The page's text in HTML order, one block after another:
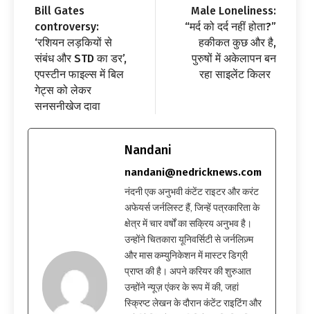
Bill Gates
controversy:
‘रशियन लड़कियों से
संबंध और STD का डर’,
एपस्टीन फाइल्स में बिल
गेट्स को लेकर
सनसनीखेज दावा
Male Loneliness:
“मर्द को दर्द नहीं होता?”
हकीकत कुछ और है,
पुरुषों में अकेलापन बन
रहा साइलेंट किलर
Nandani
nandani@nedricknews.com
नंदनी एक अनुभवी कंटेंट राइटर और करंट
अफेयर्स जर्नलिस्ट हैं, जिन्हें पत्रकारिता के
क्षेत्र में चार वर्षों का सक्रिय अनुभव है।
उन्होंने चितकारा यूनिवर्सिटी से जर्नलिज़्म
और मास कम्युनिकेशन में मास्टर डिग्री
प्राप्त की है। अपने करियर की शुरुआत
उन्होंने न्यूज़ एंकर के रूप में की, जहां
स्क्रिप्ट लेखन के दौरान कंटेंट राइटिंग और